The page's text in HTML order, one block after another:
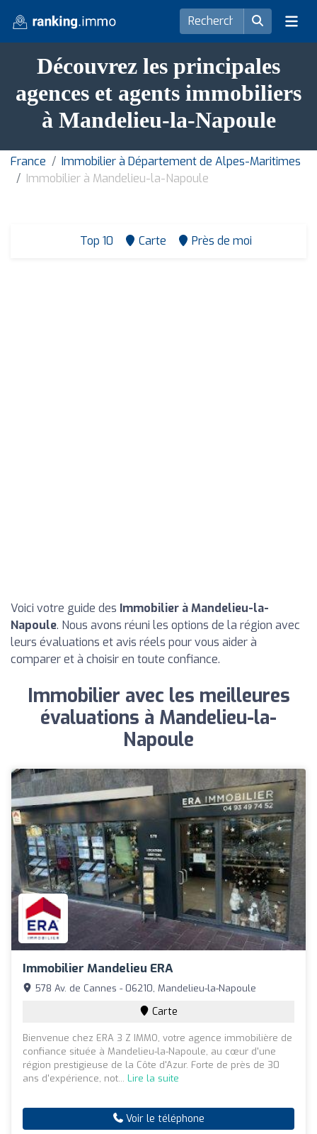
Découvrez les principales
agences et agents immobiliers
à Mandelieu-la-Napoule
France
Immobilier à Département de Alpes-Maritimes
Immobilier à Mandelieu-la-Napoule
Top 10 Carte Près de moi
Voici votre guide des Immobilier à Mandelieu-la-
Napoule. Nous avons réuni les options de la région avec
leurs évaluations et avis réels pour vous aider à
comparer et à choisir en toute confiance.
Immobilier avec les meilleures
évaluations à Mandelieu-la-
Napoule
Immobilier Mandelieu ERA
578 Av. de Cannes - 06210, Mandelieu-la-Napoule
Carte
Bienvenue chez ERA 3 Z IMMO, votre agence immobilière de
confiance située à Mandelieu-la-Napoule, au cœur d'une
région prestigieuse de la Côte d'Azur. Forte de près de 30
ans d'expérience, not... Lire la suite
Voir le téléphone